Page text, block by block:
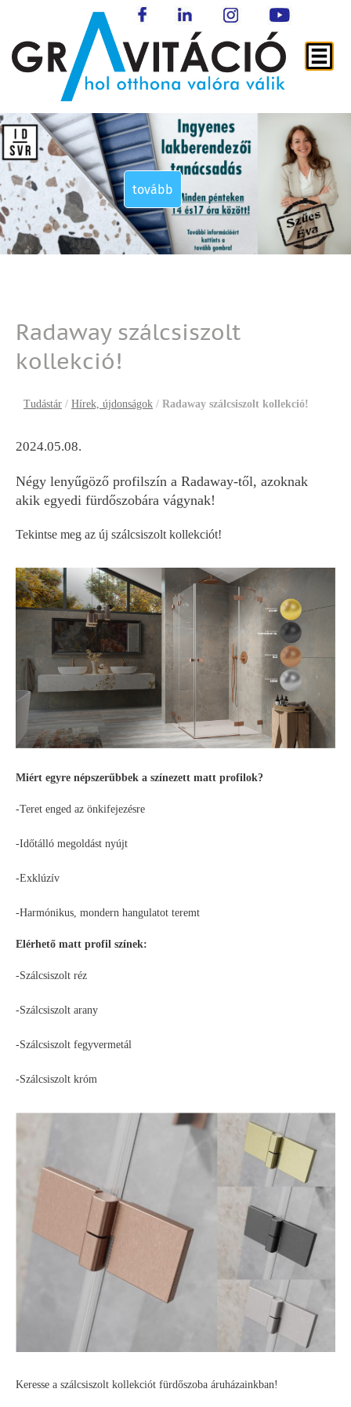
tovább
tovább
tovább
tovább
Radaway szálcsiszolt
kollekció!
Tudástár / Hírek, újdonságok / Radaway szálcsiszolt kollekció!
2024.05.08.
Négy lenyűgöző profilszín a Radaway-től, azoknak
akik egyedi fürdőszobára vágynak!
Tekintse meg az új szálcsiszolt kollekciót!
Miért egyre népszerűbbek a színezett matt profilok?
-Teret enged az önkifejezésre
-Időtálló megoldást nyújt
-Exklúzív
-Harmónikus, mondern hangulatot teremt
Elérhető matt profil színek:
-Szálcsiszolt réz
-Szálcsiszolt arany
-Szálcsiszolt fegyvermetál
-Szálcsiszolt króm
Keresse a szálcsiszolt kollekciót fürdőszoba áruházainkban!